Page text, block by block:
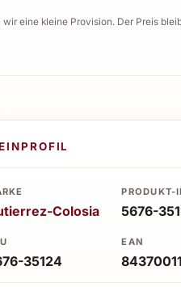
eine kleine Provision. Der Preis
Colosia
PRODUKT-
5676-
35124
EAN